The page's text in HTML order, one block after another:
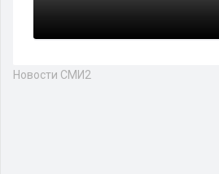
Новости СМИ2